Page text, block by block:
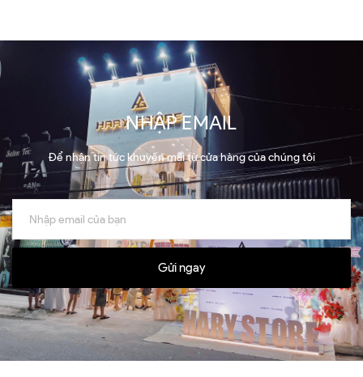
NHẬP EMAIL
Để nhận tin tức khuyến mãi từ cửa hàng của chúng tôi
Gửi ngay